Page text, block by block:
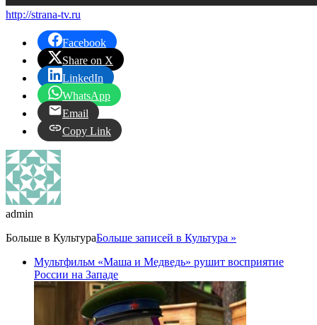
http://strana-tv.ru
Facebook
Share on X
LinkedIn
WhatsApp
Email
Copy Link
admin
Больше в КультураБольше записей в Культура »
Мультфильм «Маша и Медведь» рушит восприятие
России на Западе